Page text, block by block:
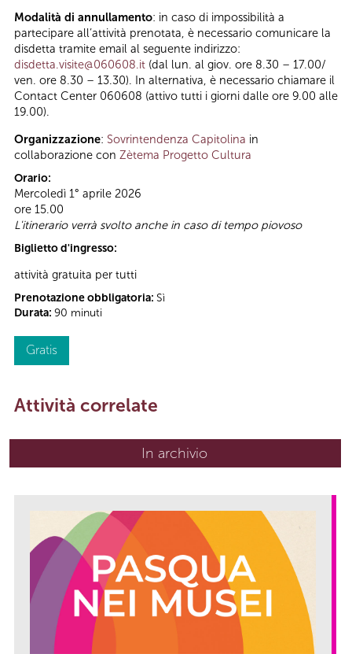
Modalità di annullamento: in caso di impossibilità a
partecipare all’attività prenotata, è necessario comunicare la
disdetta tramite email al seguente indirizzo:
disdetta.visite@060608.it (dal lun. al giov. ore 8.30 – 17.00/
ven. ore 8.30 – 13.30). In alternativa, è necessario chiamare il
Contact Center 060608 (attivo tutti i giorni dalle ore 9.00 alle
19.00).
Organizzazione: Sovrintendenza Capitolina in
collaborazione con Zètema Progetto Cultura
Orario:
Mercoledì 1° aprile 2026
ore 15.00
L'itinerario verrà svolto anche in caso di tempo piovoso
Biglietto d'ingresso:
attività gratuita per tutti
Prenotazione obbligatoria: Sì
Durata: 90 minuti
Gratis
Attività correlate
In archivio